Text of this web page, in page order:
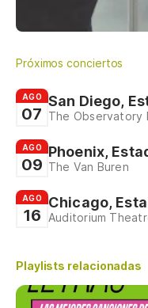
Próximos conciertos
AGO
07
San Diego,
The Observatory
AGO
09
Phoenix,
The Van Buren
AGO
16
Chicago,
Auditorium
Playlists relacionadas